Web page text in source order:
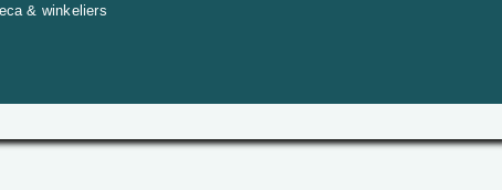
& winkeliers